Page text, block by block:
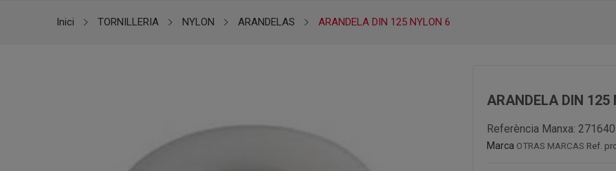
Inici TORNILLERIA NYLON ARANDELAS ARANDELA DIN 125 NYLON 6
ARANDELA DIN 125
Referència Manxa: 271640
Marca OTRAS MARCAS Ref.